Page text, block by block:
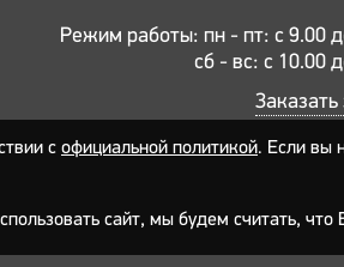
Режим работы: пн - пт: с 9.00
сб - вс: с 10.00
Заказать
с официальной политикой. Если вы
сайт, мы будем считать, что